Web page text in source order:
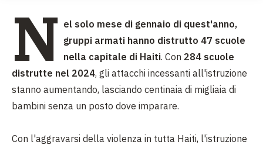
N el solo mese di gennaio di quest'anno,
gruppi armati hanno distrutto 47 scuole
nella capitale di Haiti. Con 284 scuole
distrutte nel 2024, gli attacchi incessanti all'istruzione
stanno aumentando, lasciando centinaia di migliaia di
bambini senza un posto dove imparare.
Con l'aggravarsi della violenza in tutta Haiti, l'istruzione